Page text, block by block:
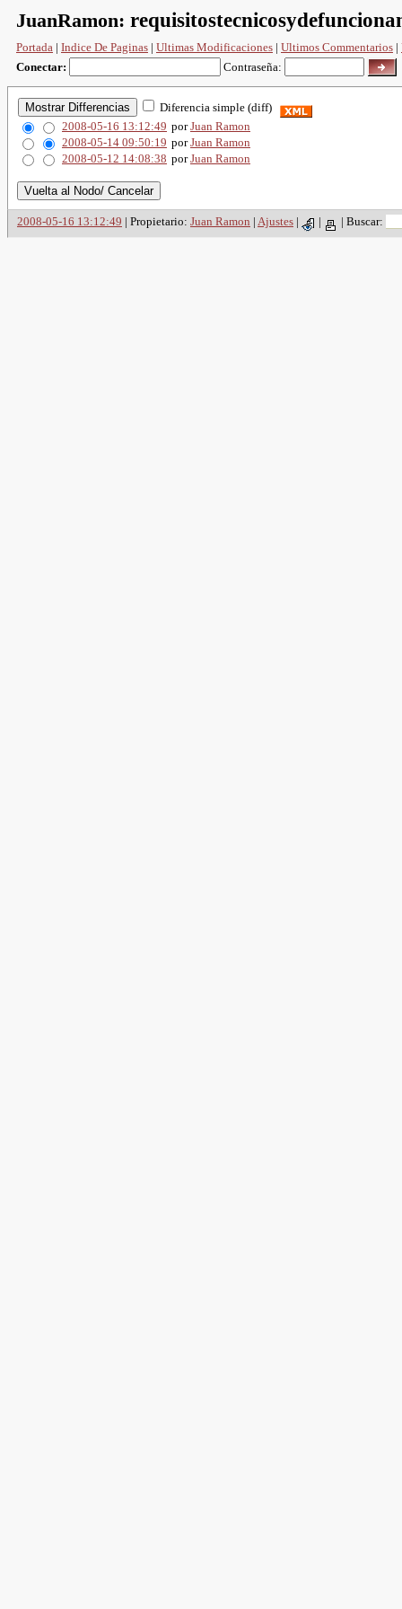
JuanRamon:
Portada | Indice De Paginas | Ultimas Modificaciones | Ultimos Commentarios |
Conectar:
Contraseña:
Diferencia simple (diff)
2008-05-16 13:12:49 porJuan Ramon
2008-05-14 09:50:19 porJuan Ramon
2008-05-12 14:08:38 porJuan Ramon
2008-05-16 13:12:49 | Propietario: Juan Ramon | Ajustes | | | Buscar: